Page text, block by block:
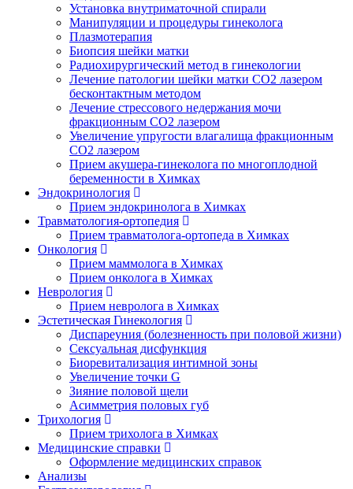
Установка внутриматочной спирали
Манипуляции и процедуры гинеколога
Плазмотерапия
Биопсия шейки матки
Радиохирургический метод в гинекологии
Лечение патологии шейки матки CO2 лазером
бесконтактным методом
Лечение стрессового недержания мочи
фракционным CO2 лазером
Увеличение упругости влагалища фракционным
CO2 лазером
Прием акушера-гинеколога по многоплодной
беременности в Химках
Эндокринология
Прием эндокринолога в Химках
Травматология-ортопедия
Прием травматолога-ортопеда в Химках
Онкология
Прием маммолога в Химках
Прием онколога в Химках
Неврология
Прием невролога в Химках
Эстетическая Гинекология
Диспареуния (болезненность при половой жизни)
Сексуальная дисфункция
Биоревитализация интимной зоны
Увеличение точки G
Зияние половой щели
Асимметрия половых губ
Трихология
Прием трихолога в Химках
Медицинские справки
Оформление медицинских справок
Анализы